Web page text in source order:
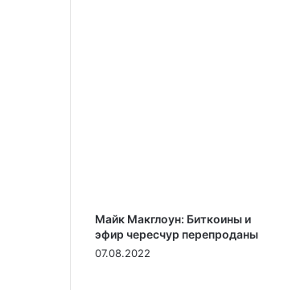
Майк Макглоун: Биткоины и
эфир чересчур перепроданы
07.08.2022